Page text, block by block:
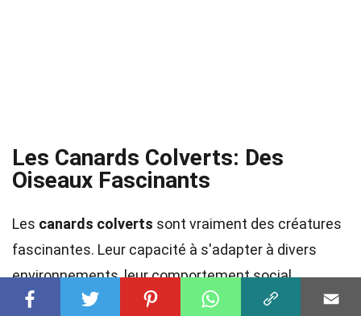
Les Canards Colverts: Des
Oiseaux Fascinants
Les canards colverts sont vraiment des créatures
fascinantes. Leur capacité à s'adapter à divers
environnements, leur comportement social
complexe, et leurs migrations impressionnantes